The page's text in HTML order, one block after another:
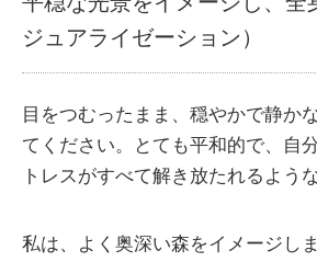
ジュアライゼーション）
目をつむったまま、穏やかで静か
てください。とても平和的で、自
トレスがすべて解き放たれるよう
私は、よく奥深い森をイメージし